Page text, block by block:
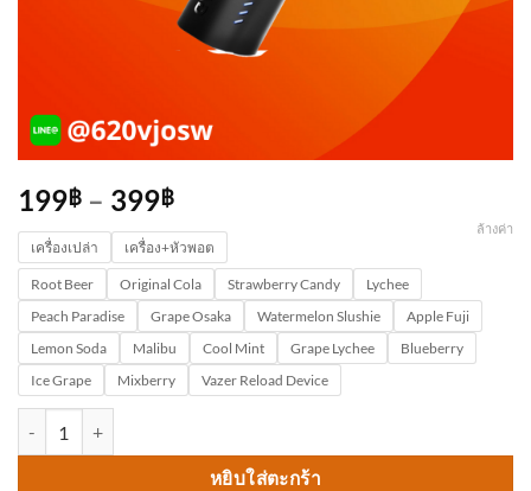
199฿ – 399฿
เครื่องเปล่า เครื่อง+หัวพอต
Root Beer Original Cola Strawberry Candy
Lychee
Peach Paradise
Grape Osaka Watermelon Slushie
Apple Fuji
Lemon Soda
Malibu Cool Mint Grape Lychee
Blueberry
Ice Grape
Mixberry Vazer Reload Device
ล้างค่า
หยิบใส่ตะกร้า